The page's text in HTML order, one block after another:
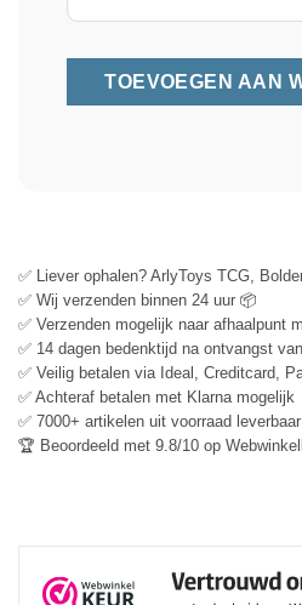
✅ Liever ophalen? ArlyToys TCG,
✅ Wij verzenden binnen 24 uur 📦
✅ Verzenden mogelijk naar afhaalpunt
✅ 14 dagen bedenktijd na ontvangst
✅ Veilig betalen via Ideal, Creditcard,
✅ Achteraf betalen met Klarna mogelijk
✅ 7000+ artikelen uit voorraad leverbaar
🏆 Beoordeeld met 9.8/10 op